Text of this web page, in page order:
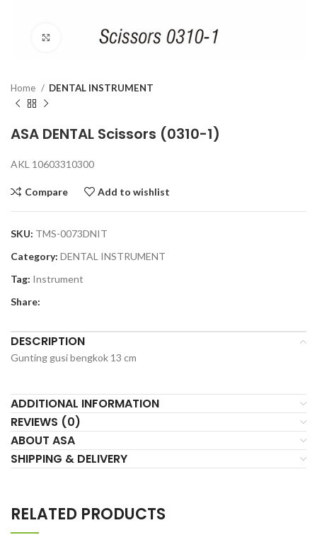
Click to enlarge
Home DENTAL INSTRUMENT
ASA DENTAL Scissors (0310-1)
AKL 10603310300
Compare Add to wishlist
SKU: TMS-0073DNIT
Category: DENTAL INSTRUMENT
Tag: Instrument
Share:
DESCRIPTION
Gunting gusi bengkok 13 cm
ADDITIONAL INFORMATION
REVIEWS (0)
ABOUT ASA
SHIPPING & DELIVERY
RELATED PRODUCTS